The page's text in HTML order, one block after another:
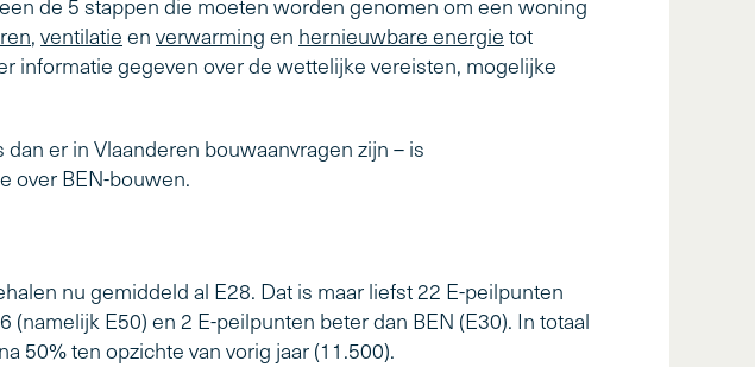
de 5 stappen die moeten worden genomen om een woning
, ventilatie en verwarming en hernieuwbare energie tot
informatie gegeven over de wettelijke vereisten, mogelijke
er in Vlaanderen bouwaanvragen zijn – is
over BEN-bouwen.
nu gemiddeld al E28. Dat is maar liefst 22 E-peilpunten
E50) en 2 E-peilpunten beter dan BEN (E30). In totaal
50% ten opzichte van vorig jaar (11.500).